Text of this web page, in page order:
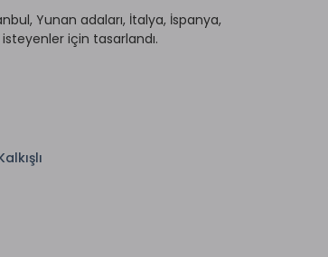
Yunan adaları, İtalya, İspanya,
için tasarlandı.